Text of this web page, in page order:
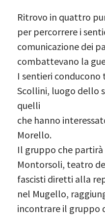
Ritrovo in quattro
per percorrere i
comunicazione dei
combattevano la
I sentieri
Scollini, luogo dello
quelli
che hanno
Morello.
Il gruppo che
Montorsoli, teatro
fascisti diretti alla
nel Mugello,
incontrare il gruppo